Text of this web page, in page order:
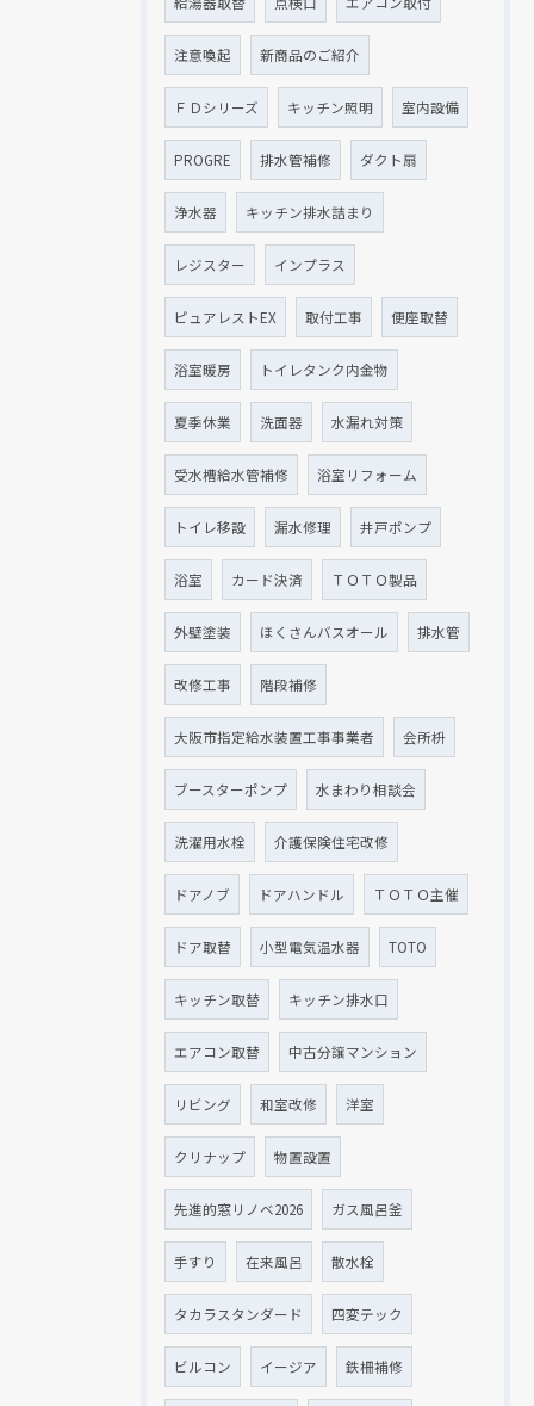
注意喚起 新商品のご紹介
ＦＤシリーズ キッチン照明 室内設備
PROGRE 排水管補修 ダクト扇
浄水器 キッチン排水詰まり
レジスター インプラス
ピュアレストEX 取付工事 便座取替
浴室暖房 トイレタンク内金物
夏季休業 洗面器 水漏れ対策
受水槽給水管補修 浴室リフォーム
トイレ移設 漏水修理 井戸ポンプ
浴室 カード決済 ＴＯＴＯ製品
外壁塗装 ほくさんバスオール 排水管
改修工事 階段補修
大阪市指定給水装置工事事業者 会所枡
ブースターポンプ 水まわり相談会
洗濯用水栓 介護保険住宅改修
ドアノブ ドアハンドル ＴＯＴＯ主催
ドア取替 小型電気温水器 TOTO
キッチン取替 キッチン排水口
エアコン取替 中古分譲マンション
リビング 和室改修 洋室
クリナップ 物置設置
先進的窓リノベ2026 ガス風呂釜
手すり 在来風呂 散水栓
タカラスタンダード 四変テック
ビルコン イージア 鉄柵補修